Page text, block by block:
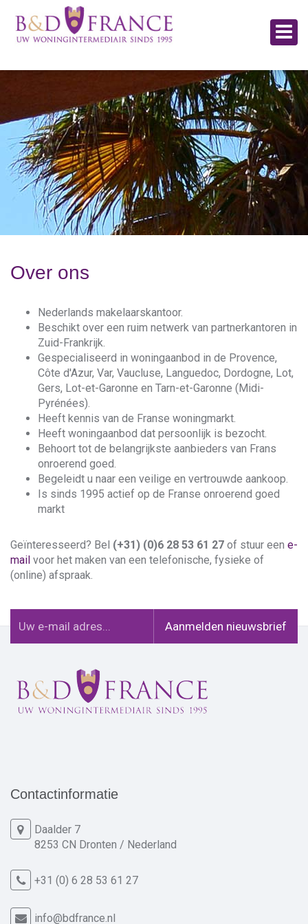
Over ons
Nederlands makelaarskantoor.
Beschikt over een ruim netwerk van partnerkantoren in
Zuid-Frankrijk.
Gespecialiseerd in woningaanbod in de Provence,
Côte d'Azur, Var, Vaucluse, Languedoc, Dordogne, Lot,
Gers, Lot-et-Garonne en Tarn-et-Garonne (Midi-
Pyrénées).
Heeft kennis van de Franse woningmarkt.
Heeft woningaanbod dat persoonlijk is bezocht.
Behoort tot de belangrijkste aanbieders van Frans
onroerend goed.
Begeleidt u naar een veilige en vertrouwde aankoop.
Is sinds 1995 actief op de Franse onroerend goed
markt
Geïnteresseerd? Bel (+31) (0)6 28 53 61 27 of stuur een e-
mail voor het maken van een telefonische, fysieke of
(online) afspraak.
Contactinformatie
Daalder 7
8253 CN Dronten / Nederland
+31 (0) 6 28 53 61 27
info@bdfrance.nl